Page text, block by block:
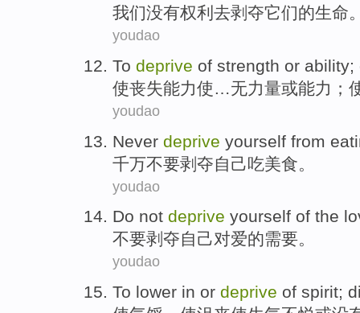
我们没有权利 去剥夺它们的生命
youdao
To deprive of strength or ability;
使丧失能力使…无力量或能力；
youdao
Never deprive yourself from
千万不要剥夺自己吃美食 。
youdao
Do not deprive yourself of the
不要剥夺自己对爱的需要。
youdao
To lower in or deprive of spirit;